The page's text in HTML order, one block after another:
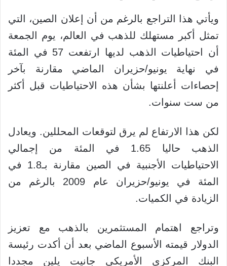
ويأتي هذا التراجع بالرغم من أن إعلان الصين، التي
تمثل أكبر مستهلك للذهب في العالم، يوم الجمعة
أن احتياطيات الذهب لديها ارتفعت 57 في المئة
في نهاية يونيو/حزيران الماضي مقارنة بآخر
إحصاءات أعلنتها بشأن هذه الاحتياطيات قبل أكثر
من ست سنوات.
لكن هذا الارتفاع لم يرق لتوقعات المحللين. ويعادل
الذهب حاليا 1.65 في المئة من إجمالي
الاحتياطيات الأجنبية في الصين مقارنة بـ1.8 في
المئة في يونيو/حزيران عام 2009 بالرغم من
الزيادة في الكميات.
وتراجع اهتمام المستثمرين بالذهب مع تعزيز
الدولار قيمته الأسبوع الماضي بعد أن أكدت رئيسة
البنك المركزي الأمريكي جانيت يلين مجددا